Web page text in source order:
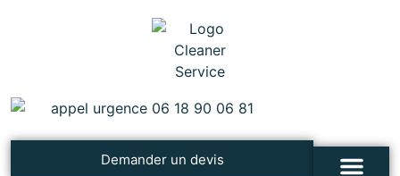
Demander un devis